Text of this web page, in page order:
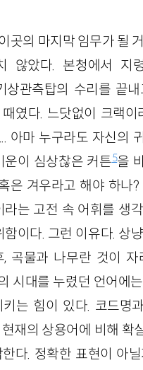
곳의 마지막 임무가 될
않았다. 본청에서 지
상관측탑의 수리를 끝
였다. 느닷없이 크랙이
아마 누구라도 자신의
운이 심상찮은 커튼5을
은 겨우라고 해야 하나?
라는 고전 속 어휘를 생
함이다. 그런 이유다. 상
, 곡물과 나무란 것이
시대를 누렸던 언어에
는 힘이 있다. 코드명
재의 상용어에 비해 확
다. 정확한 표현이 아